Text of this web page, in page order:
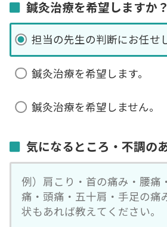
鍼灸治療を希望しますか？
担当の先生の判断にお任せ
鍼灸治療を希望します。
鍼灸治療を希望しません。
気になるところ・不調の